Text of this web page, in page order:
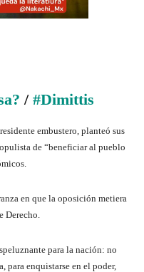
/ #Dimittis
embustero, planteó sus
de “beneficiar al pueblo
en que la oposición metiera
Derecho.
para la nación: no
para enquistarse en el poder,